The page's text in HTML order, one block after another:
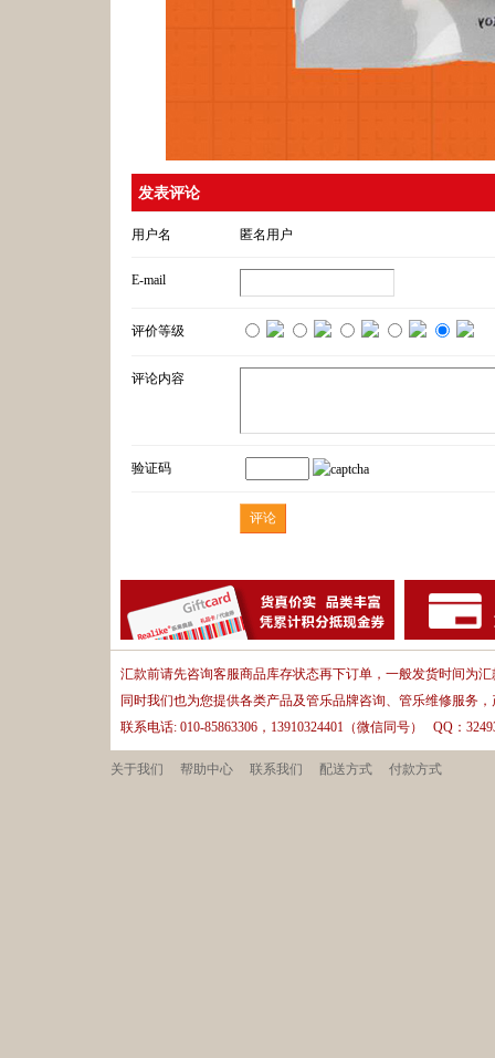
发表评论
用户名 匿名用户
E-mail
评价等级
评论内容
验证码
汇款前请先咨询客服商品库存状态再下订单，一般发货时间为汇
同时我们也为您提供各类产品及管乐品牌咨询、管乐维修服务
联系电话: 010-85863306，13910324401（微信同号） QQ：
关于我们 帮助中心 联系我们 配送方式 付款方式